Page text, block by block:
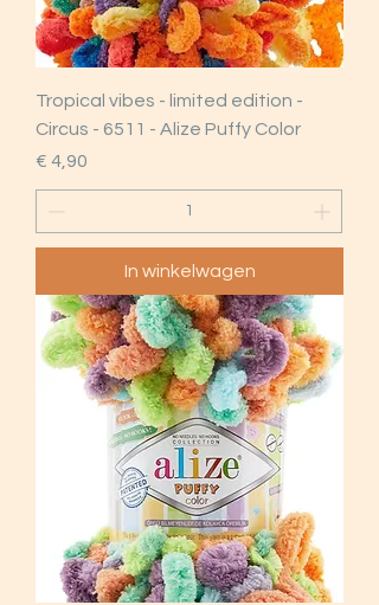
Tropical vibes - limited edition -
Circus - 6511 - Alize Puffy Color
Prijs
€ 4,90
In winkelwagen